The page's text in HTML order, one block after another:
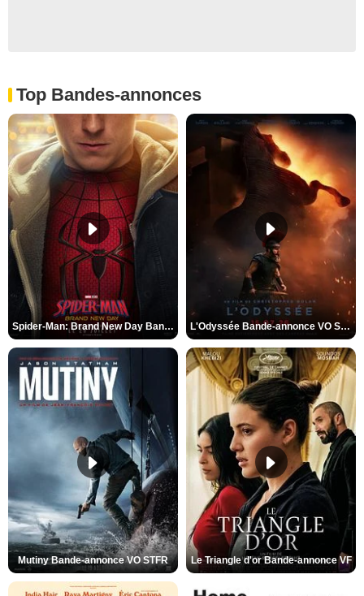
Top Bandes-annonces
Spider-Man: Brand New Day Bande-annonce VO STFR L'Odyssée Bande-annonce VO STFR
Mutiny Bande-annonce VO STFR Le Triangle d'or Bande-annonce VF